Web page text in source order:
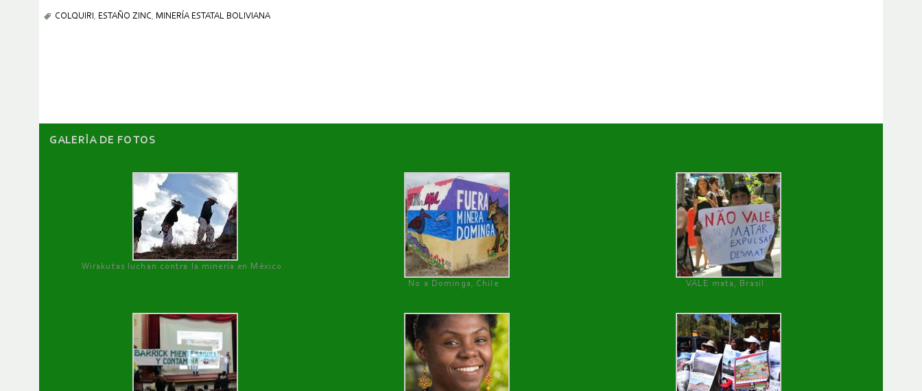
COLQUIRI , ESTAÑO ZINC, MINERÍA ESTATAL BOLIVIANA
GALERÌA DE FOTOS
Wirakutas luchan contra la minería en México
No a Dominga, Chile
VALE mata, Brasil